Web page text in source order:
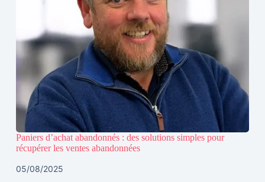
Paniers d’achat abandonnés : des solutions simples pour
récupérer les ventes abandonnées
05/08/2025